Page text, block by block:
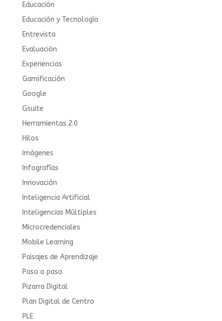
Educación
Educación y Tecnología
Entrevista
Evaluación
Experiencias
Gamificación
Google
Gsuite
Herramientas 2.0
Hilos
Imágenes
Infografías
Innovación
Inteligencia Artificial
Inteligencias Múltiples
Microcredenciales
Mobile Learning
Paisajes de Aprendizaje
Paso a paso
Pizarra Digital
Plan Digital de Centro
PLE